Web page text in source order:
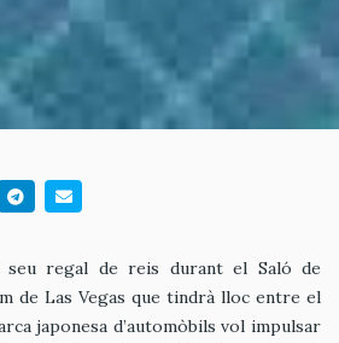
seu regal de reis durant el Saló de
de Las Vegas que tindrà lloc entre el
japonesa d’automòbils vol impulsar